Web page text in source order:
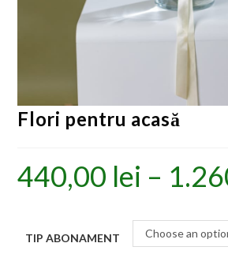
Flori pentru acasă
440,00 lei –
TIP ABONAMENT Choose an